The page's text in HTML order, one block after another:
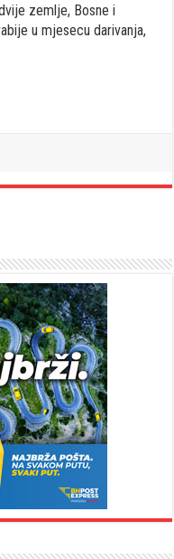
zemlje, Bosne i
u mjesecu darivanja,